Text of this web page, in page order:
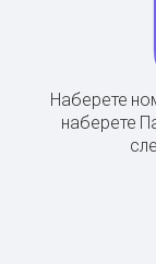
Наберете
наберете